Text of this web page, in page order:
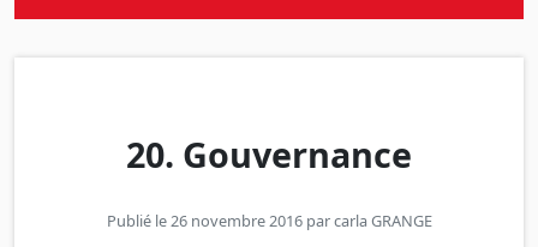
20. Gouvernance
Publié le 26 novembre 2016 parcarla GRANGE